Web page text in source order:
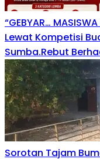
“GEBYAR…
Lewat Kompetisi
Sumba.Rebut
Sorotan Tajam